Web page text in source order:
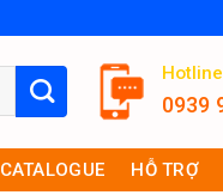
0939
CATALOGUE HỖ TRỢ